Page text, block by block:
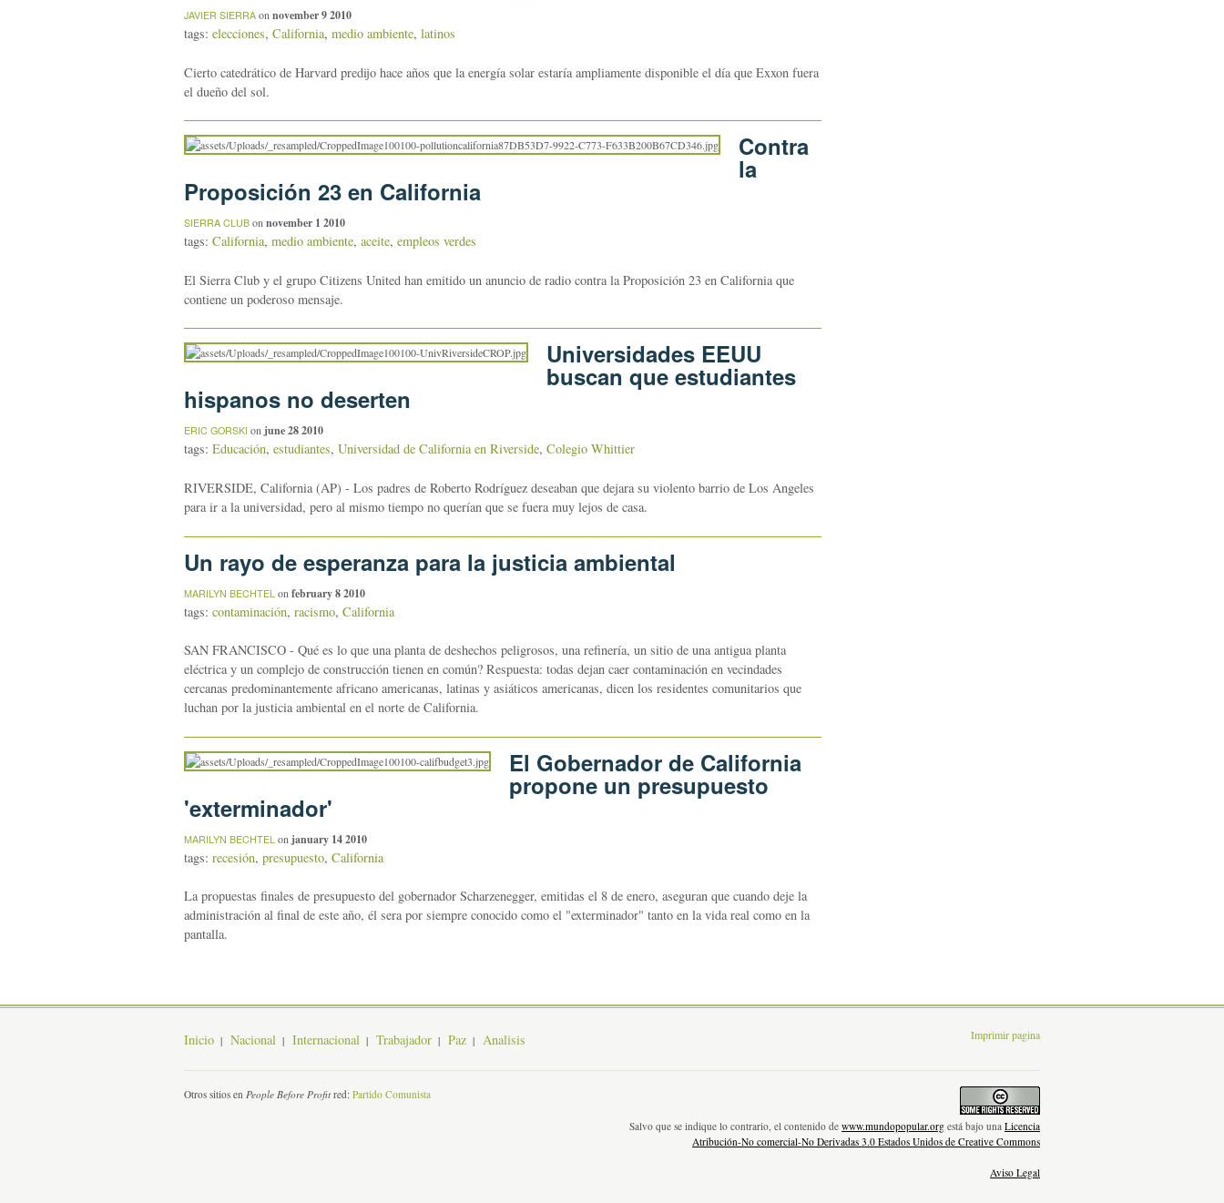
JAVIER SIERRA on november 9 2010
tags: elecciones, California, medio ambiente, latinos
Cierto catedrático de Harvard predijo hace años que la energía solar estaría ampliamente disponible el día que Exxon fuera
el dueño del sol.
Contra
la
Proposición 23 en California
SIERRA CLUB on november 1 2010
tags: California, medio ambiente, aceite, empleos verdes
El Sierra Club y el grupo Citizens United han emitido un anuncio de radio contra la Proposición 23 en California que
contiene un poderoso mensaje.
Universidades EEUU
buscan que estudiantes
hispanos no deserten
ERIC GORSKI on june 28 2010
tags: Educación, estudiantes, Universidad de California en Riverside, Colegio Whittier
RIVERSIDE, California (AP) - Los padres de Roberto Rodríguez deseaban que dejara su violento barrio de Los Angeles
para ir a la universidad, pero al mismo tiempo no querían que se fuera muy lejos de casa.
Un rayo de esperanza para la justicia ambiental
MARILYN BECHTEL on february 8 2010
tags: contaminación, racismo, California
SAN FRANCISCO - Qué es lo que una planta de deshechos peligrosos, una refinería, un sitio de una antigua planta
eléctrica y un complejo de construcción tienen en común? Respuesta: todas dejan caer contaminación en vecindades
cercanas predominantemente africano americanas, latinas y asiáticos americanas, dicen los residentes comunitarios que
luchan por la justicia ambiental en el norte de California.
El Gobernador de California
propone un presupuesto
'exterminador'
MARILYN BECHTEL on january 14 2010
tags: recesión, presupuesto, California
La propuestas finales de presupuesto del gobernador Scharzenegger, emitidas el 8 de enero, aseguran que cuando deje la
administración al final de este año, él sera por siempre conocido como el "exterminador" tanto en la vida real como en la
pantalla.
Inicio Nacional Internacional Trabajador Paz Analisis Imprimir pagina
Otros sitios en People Before Profit red: Partido Comunista
Salvo que se indique lo contrario, el contenido de www.mundopopular.org está bajo una Licencia
Atribución-No comercial-No Derivadas 3.0 Estados Unidos de Creative Commons
Aviso Legal